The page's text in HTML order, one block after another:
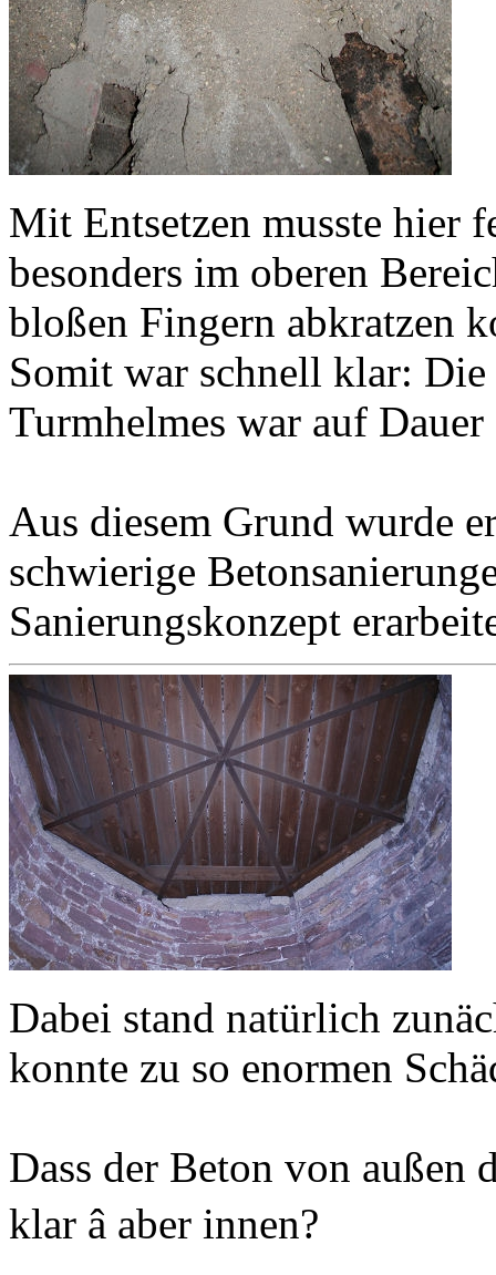
Mit Entsetzen musste hier
besonders im oberen
bloßen Fingern abkratzen
Somit war schnell klar: Die
Turmhelmes war auf Dauer
Aus diesem Grund wurde
schwierige
Sanierungskonzept
Dabei stand natürlich
konnte zu so enormen
Dass der Beton von außen
klar â aber innen?